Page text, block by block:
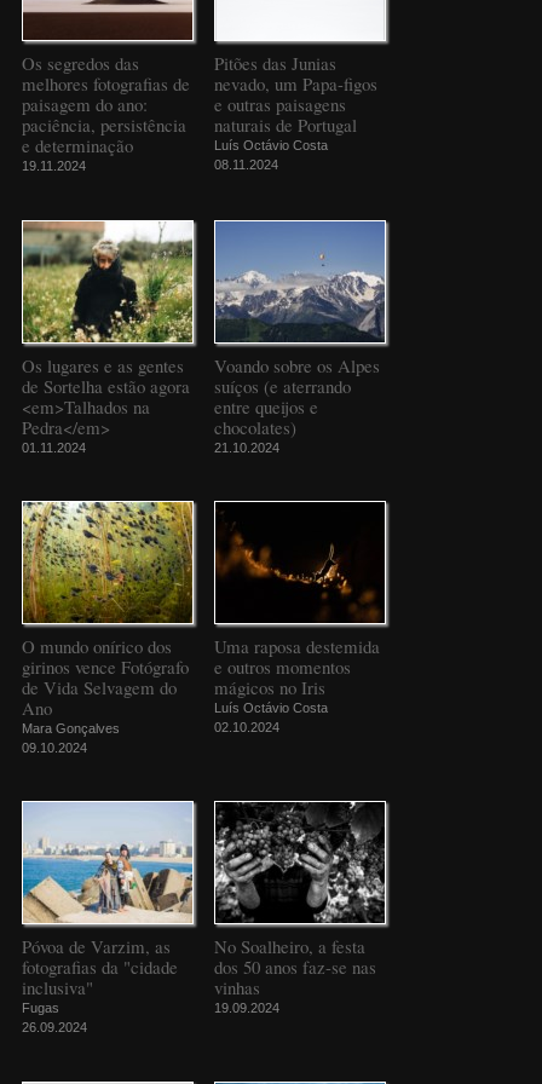
Os segredos das
melhores fotografias de
paisagem do ano:
paciência, persistência
e determinação
19.11.2024
Pitões das Junias
nevado, um Papa-figos
e outras paisagens
naturais de Portugal
Luís Octávio Costa
08.11.2024
Os lugares e as gentes
de Sortelha estão agora
<em>Talhados na
Pedra</em>
01.11.2024
Voando sobre os Alpes
suíços (e aterrando
entre queijos e
chocolates)
21.10.2024
O mundo onírico dos
girinos vence Fotógrafo
de Vida Selvagem do
Ano
Mara Gonçalves
09.10.2024
Uma raposa destemida
e outros momentos
mágicos no Iris
Luís Octávio Costa
02.10.2024
Póvoa de Varzim, as
fotografias da "cidade
inclusiva"
Fugas
26.09.2024
No Soalheiro, a festa
dos 50 anos faz-se nas
vinhas
19.09.2024